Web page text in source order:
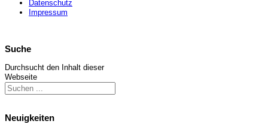
Datenschutz
Impressum
Suche
Durchsucht den Inhalt dieser
Webseite
Neuigkeiten